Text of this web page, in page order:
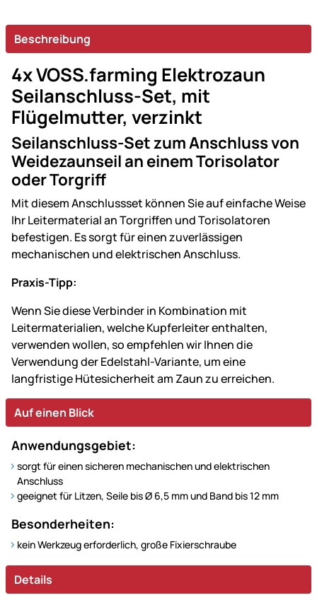
Beschreibung
4x VOSS.farming Elektrozaun
Seilanschluss-Set, mit
Flügelmutter, verzinkt
Seilanschluss-Set zum Anschluss von
Weidezaunseil an einem Torisolator
oder Torgriff
Mit diesem Anschlussset können Sie auf einfache Weise
Ihr Leitermaterial an Torgriffen und Torisolatoren
befestigen. Es sorgt für einen zuverlässigen
mechanischen und elektrischen Anschluss.
Praxis-Tipp:
Wenn Sie diese Verbinder in Kombination mit
Leitermaterialien, welche Kupferleiter enthalten,
verwenden wollen, so empfehlen wir Ihnen die
Verwendung der Edelstahl-Variante, um eine
langfristige Hütesicherheit am Zaun zu erreichen.
Auf einen Blick
Anwendungsgebiet:
sorgt für einen sicheren mechanischen und elektrischen
Anschluss
geeignet für Litzen, Seile bis Ø 6,5 mm und Band bis 12 mm
Besonderheiten:
kein Werkzeug erforderlich, große Fixierschraube
Details